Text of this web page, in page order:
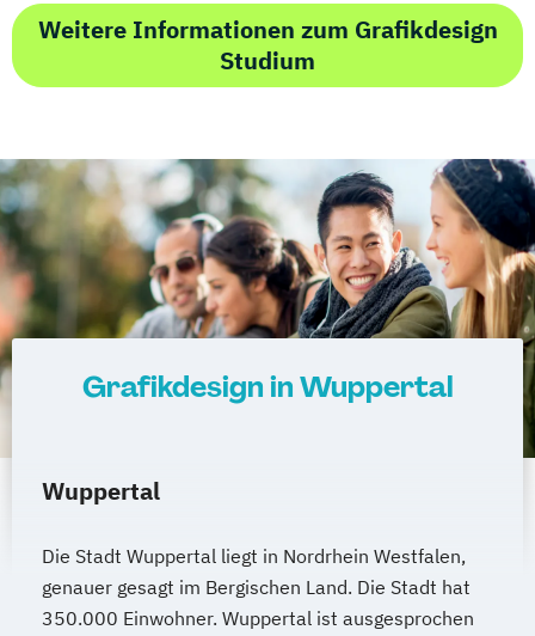
Weitere Informationen zum Grafikdesign
Studium
Grafikdesign in Wuppertal
Wuppertal
Die Stadt Wuppertal liegt in Nordrhein Westfalen,
genauer gesagt im Bergischen Land. Die Stadt hat
350.000 Einwohner. Wuppertal ist ausgesprochen